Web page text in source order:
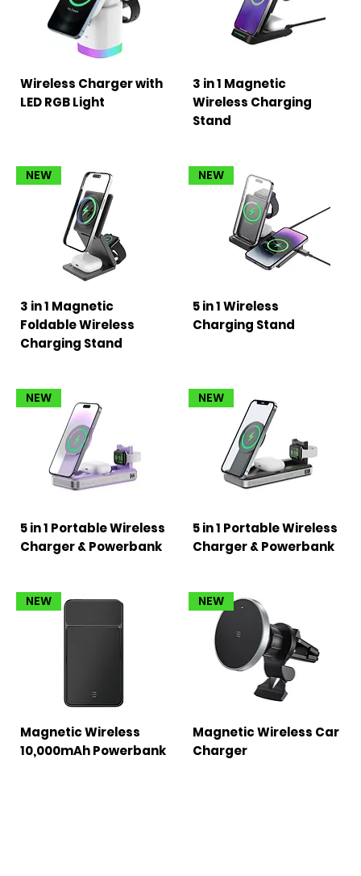
Wireless Charger with
LED RGB Light
3 in 1 Magnetic
Wireless Charging
Stand
NEW
3 in 1 Magnetic
Foldable Wireless
Charging Stand
NEW
5 in 1 Wireless
Charging Stand
NEW
5 in 1 Portable Wireless
Charger & Powerbank
NEW
5 in 1 Portable Wireless
Charger & Powerbank
NEW
Magnetic Wireless
10,000mAh Powerbank
NEW
Magnetic Wireless Car
Charger